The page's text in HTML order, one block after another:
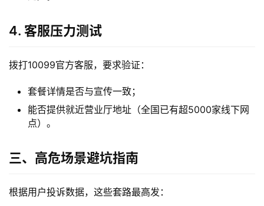
带
随
i
快
4. 客服压力测试
拨打10099官方客服，要求验证：
套餐详情是否与宣传一致；
能否提供就近营业厅地址（全国已有超5000家线下网
点）。
三、高危场景避坑指南
根据用户投诉数据，这些套路最高发：